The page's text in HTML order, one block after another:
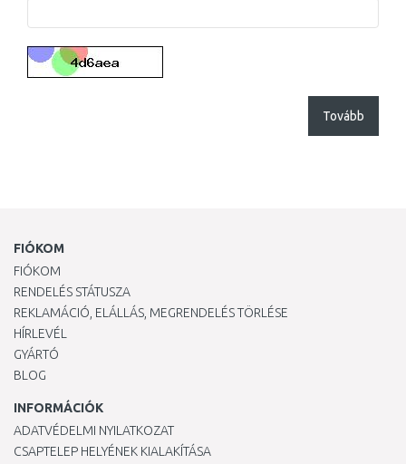
Tovább
FIÓKOM
FIÓKOM
RENDELÉS STÁTUSZA
REKLAMÁCIÓ, ELÁLLÁS, MEGRENDELÉS TÖRLÉSE
HÍRLEVÉL
GYÁRTÓ
BLOG
INFORMÁCIÓK
ADATVÉDELMI NYILATKOZAT
CSAPTELEP HELYÉNEK KIALAKÍTÁSA